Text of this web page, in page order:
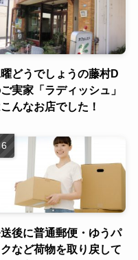
どうでしょうの藤村D
実家「ラディッシュ」
んなお店でした！
後に普通郵便・ゆうパ
など荷物を取り戻して